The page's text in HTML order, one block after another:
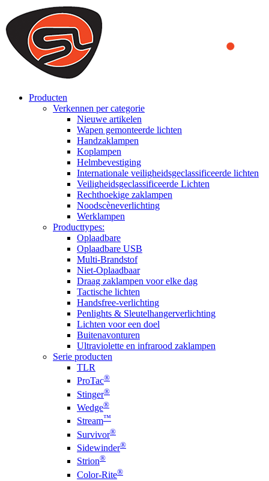
We use cookies to ensure that we provide you the best experience
on our website. By continuing to browse this website, you accept
that cookies are used to help us analyze how the website is used and
to offer you a better experience. To learn more or to find out how
you can disable cookies, you can access our
Producten
Verkennen per categorie
Nieuwe artikelen
Wapen gemonteerde lichten
Handzaklampen
Koplampen
Helmbevestiging
Internationale veiligheidsgeclassificeerde lichten
Veiligheidsgeclassificeerde Lichten
Rechthoekige zaklampen
Noodscèneverlichting
Werklampen
Producttypes:
Oplaadbare
Oplaadbare USB
Multi-Brandstof
Niet-Oplaadbaar
Draag zaklampen voor elke dag
Tactische lichten
Handsfree-verlichting
Penlights & Sleutelhangerverlichting
Lichten voor een doel
Buitenavonturen
Ultraviolette en infrarood zaklampen
Serie producten
TLR
ProTac®
Stinger®
Wedge®
Stream™
Survivor®
Sidewinder®
Strion®
Color-Rite®